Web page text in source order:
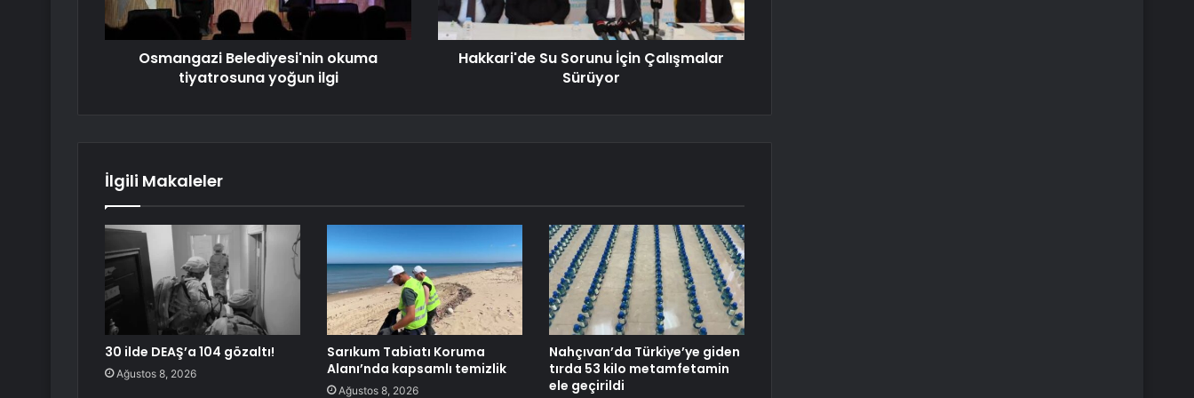
Osmangazi Belediyesi'nin okuma
tiyatrosuna yoğun ilgi
Hakkari'de Su Sorunu İçin Çalışmalar
Sürüyor
İlgili Makaleler
30 ilde DEAŞ’a 104 gözaltı!
Ağustos 8, 2026
Sarıkum Tabiatı Koruma
Alanı’nda kapsamlı temizlik
Ağustos 8, 2026
Nahçıvan’da Türkiye’ye giden
tırda 53 kilo metamfetamin
ele geçirildi